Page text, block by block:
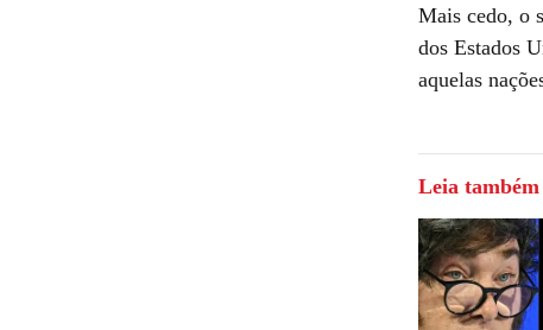
Mais cedo, o
dos Estados
aquelas
Leia também